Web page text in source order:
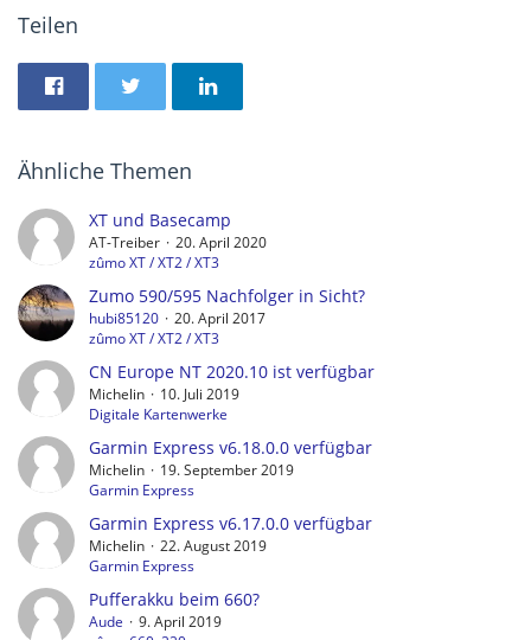
Teilen
Ähnliche Themen
XT und Basecamp
AT-Treiber
20. April 2020
zûmo XT / XT2 / XT3
Zumo 590/595 Nachfolger in Sicht?
hubi85120
20. April 2017
zûmo XT / XT2 / XT3
CN Europe NT 2020.10 ist verfügbar
Michelin
10. Juli 2019
Digitale Kartenwerke
Garmin Express v6.18.0.0 verfügbar
Michelin
19. September 2019
Garmin Express
Garmin Express v6.17.0.0 verfügbar
Michelin
22. August 2019
Garmin Express
Pufferakku beim 660?
Aude
9. April 2019